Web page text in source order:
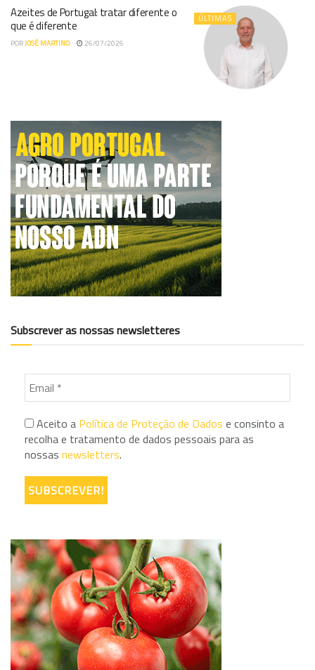
ÚLTIMAS
Azeites de Portugal: tratar diferente o
que é diferente
PORJOSÉ MARTINO 26/07/2026
Subscrever as nossas newsletteres
Aceito a Política de Proteção de Dados e consinto a
recolha e tratamento de dados pessoais para as
nossas newsletters.